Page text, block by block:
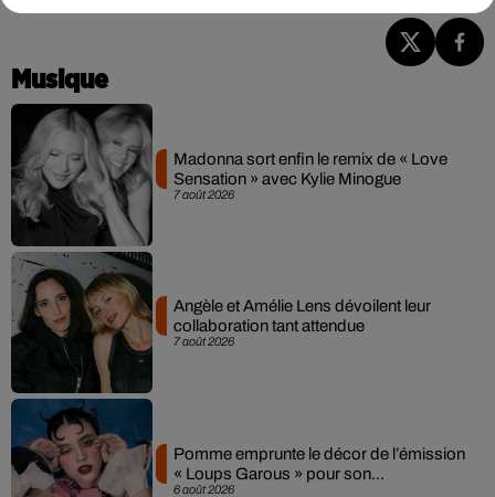
Musique
7 août 2026
Madonna sort enfin le remix de « Love
Sensation » avec Kylie Minogue
7 août 2026
Angèle et Amélie Lens dévoilent leur
collaboration tant attendue
6 août 2026
Pomme emprunte le décor de l’émission
« Loups Garous » pour son...